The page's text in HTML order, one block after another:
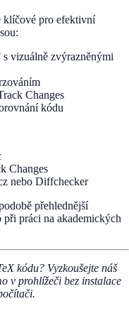
klíčové pro efektivní
vizuálně zvýrazněnými
Changes
kódu
Changes
nebo Diffchecker
přehlednější
práci na akademických
kódu? Vyzkoušejte náš
v prohlížeči bez instalace